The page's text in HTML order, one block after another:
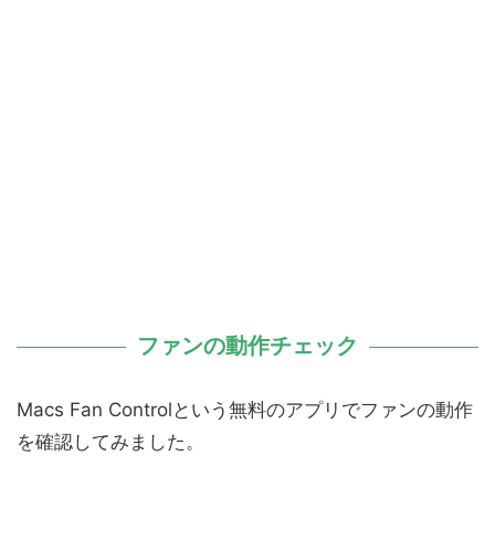
ファンの動作チェック
Macs Fan Controlという無料のアプリでファンの動作
を確認してみました。